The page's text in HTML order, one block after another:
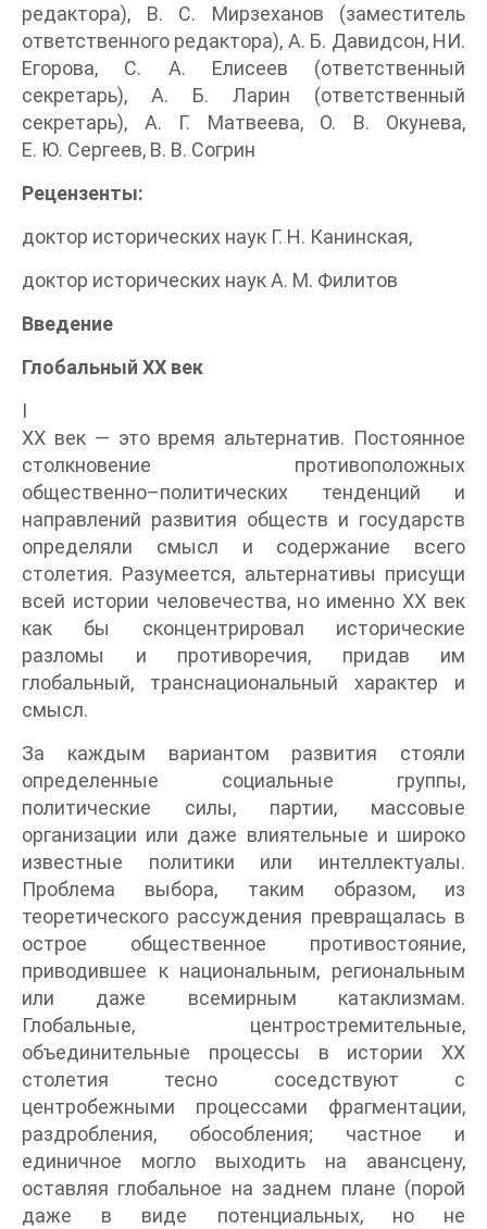
редактора), В. С. Мирзеханов (заместитель
ответственного редактора), А. Б. Давидсон, НИ.
Егорова, С. А. Елисеев (ответственный
секретарь), А. Б. Ларин (ответственный
секретарь), А. Г. Матвеева, О. В. Окунева,
Е. Ю. Сергеев, В. В. Согрин
Рецензенты:
доктор исторических наук Г. Н. Канинская,
доктор исторических наук А. М. Филитов
Введение
Глобальный XX век
I
XX век — это время альтернатив. Постоянное
столкновение противоположных
общественно–политических тенденций и
направлений развития обществ и государств
определяли смысл и содержание всего
столетия. Разумеется, альтернативы присущи
всей истории человечества, но именно XX век
как бы сконцентрировал исторические
разломы и противоречия, придав им
глобальный, транснациональный характер и
смысл.
За каждым вариантом развития стояли
определенные социальные группы,
политические силы, партии, массовые
организации или даже влиятельные и широко
известные политики или интеллектуалы.
Проблема выбора, таким образом, из
теоретического рассуждения превращалась в
острое общественное противостояние,
приводившее к национальным, региональным
или даже всемирным катаклизмам.
Глобальные, центростремительные,
объединительные процессы в истории XX
столетия тесно соседствуют с
центробежными процессами фрагментации,
раздробления, обособления; частное и
единичное могло выходить на авансцену,
оставляя глобальное на заднем плане (порой
даже в виде потенциальных, но не